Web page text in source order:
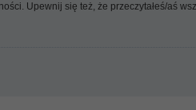
Upewnij się też, że przeczytałeś/aś